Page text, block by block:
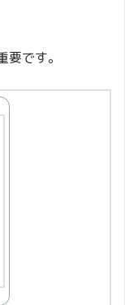
です。